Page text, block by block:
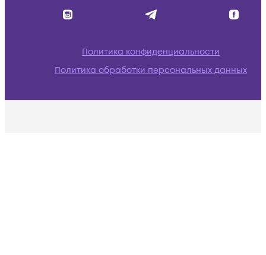
Политика конфиденциальности
Политика обработки персональных данных